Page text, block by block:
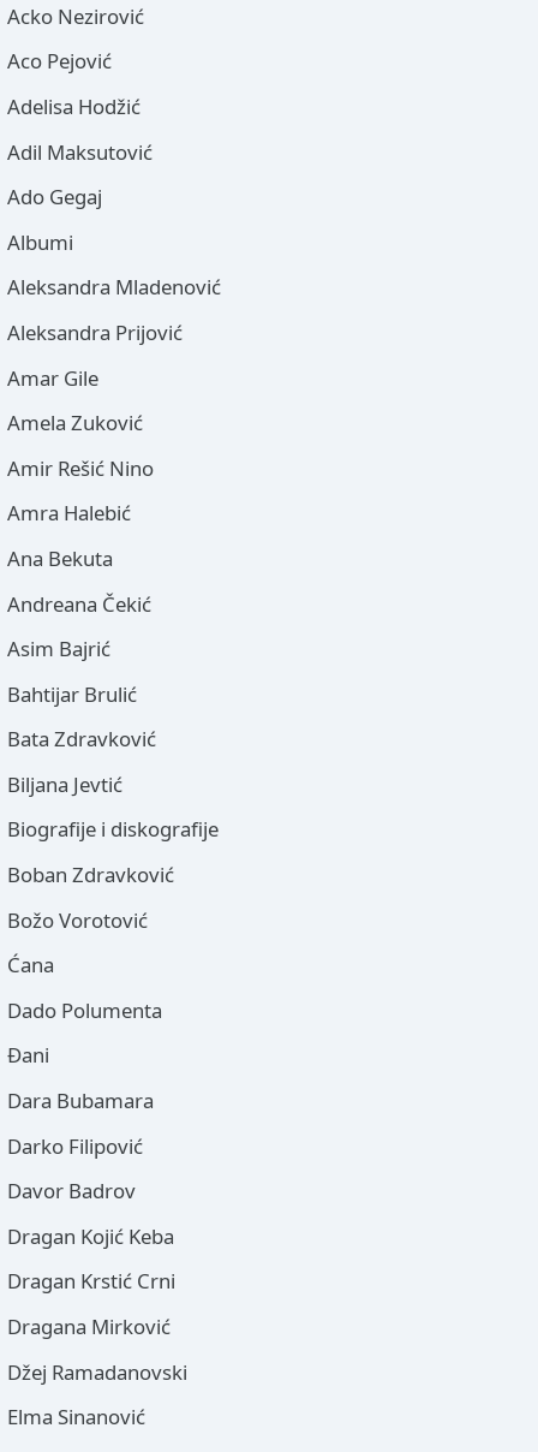
Acko Nezirović
Aco Pejović
Adelisa Hodžić
Adil Maksutović
Ado Gegaj
Albumi
Aleksandra Mladenović
Aleksandra Prijović
Amar Gile
Amela Zuković
Amir Rešić Nino
Amra Halebić
Ana Bekuta
Andreana Čekić
Asim Bajrić
Bahtijar Brulić
Bata Zdravković
Biljana Jevtić
Biografije i diskografije
Boban Zdravković
Božo Vorotović
Ćana
Dado Polumenta
Đani
Dara Bubamara
Darko Filipović
Davor Badrov
Dragan Kojić Keba
Dragan Krstić Crni
Dragana Mirković
Džej Ramadanovski
Elma Sinanović